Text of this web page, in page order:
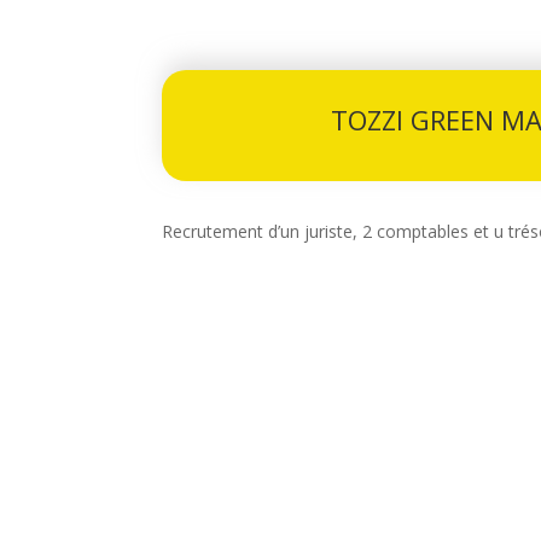
TOZZI GREEN
Recrutement d’un juriste, 2 comptables et u